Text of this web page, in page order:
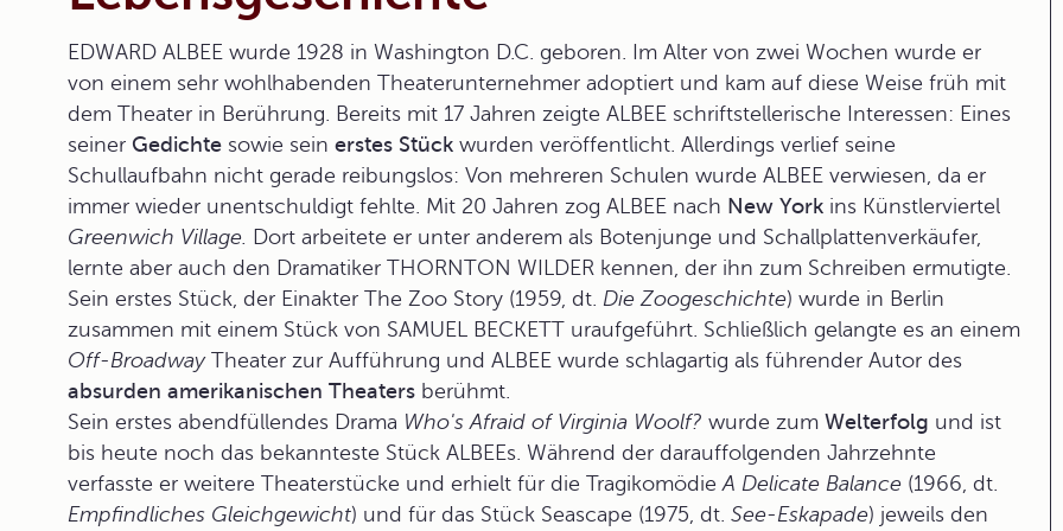
EDWARD ALBEE wurde 1928 in Washington D.C. geboren. Im Alter von zwei Wochen wurde er
von einem sehr wohlhabenden Theaterunternehmer adoptiert und kam auf diese Weise früh mit
dem Theater in Berührung. Bereits mit 17 Jahren zeigte ALBEE schriftstellerische Interessen: Eines
seiner Gedichte sowie sein erstes Stück wurden veröffentlicht. Allerdings verlief seine
Schullaufbahn nicht gerade reibungslos: Von mehreren Schulen wurde ALBEE verwiesen, da er
immer wieder unentschuldigt fehlte. Mit 20 Jahren zog ALBEE nach New York ins Künstlerviertel
Greenwich Village. Dort arbeitete er unter anderem als Botenjunge und Schallplattenverkäufer,
lernte aber auch den Dramatiker THORNTON WILDER kennen, der ihn zum Schreiben ermutigte.
Sein erstes Stück, der Einakter The Zoo Story (1959, dt. Die Zoogeschichte) wurde in Berlin
zusammen mit einem Stück von SAMUEL BECKETT uraufgeführt. Schließlich gelangte es an einem
Off-BroadwayTheater zur Aufführung und ALBEE wurde schlagartig als führender Autor des
absurden amerikanischen Theaters berühmt.
Sein erstes abendfüllendes Drama Who's Afraid of Virginia Woolf? wurde zum Welterfolg und ist
bis heute noch das bekannteste Stück ALBEEs. Während der darauffolgenden Jahrzehnte
verfasste er weitere Theaterstücke und erhielt für die TragikomödieA Delicate Balance (1966, dt.
Empfindliches Gleichgewicht) und für das Stück Seascape (1975, dt. See-Eskapade) jeweils den